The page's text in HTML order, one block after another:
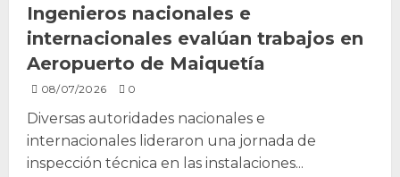
Ingenieros nacionales e
internacionales evalúan trabajos en
Aeropuerto de Maiquetía
08/07/2026 0
Diversas autoridades nacionales e
internacionales lideraron una jornada de
inspección técnica en las instalaciones...